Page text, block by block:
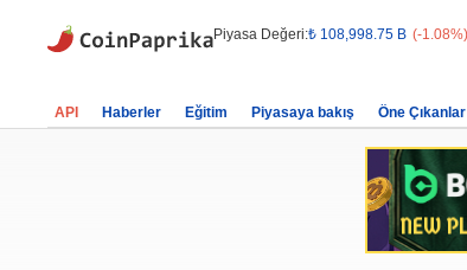
Piyasa Değeri:₺ 108,998.75 B (-1.08%)
API Haberler Eğitim Piyasaya bakış Öne Çıkanlar